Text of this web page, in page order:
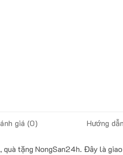
giá (0) Hướng
quà tặng NongSan24h. Đây là